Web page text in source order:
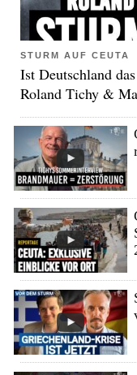
STURM AUF CEUTA
Ist Deutschland
Roland Tichy &